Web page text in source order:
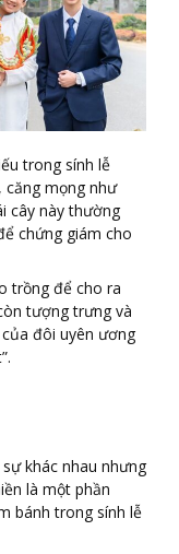
trong sính lễ
mọng như
cây này thường
chứng giám cho
trồng để cho ra
tượng trưng và
đôi uyên ương
khác nhau nhưng
là một phần
bánh trong sính lễ